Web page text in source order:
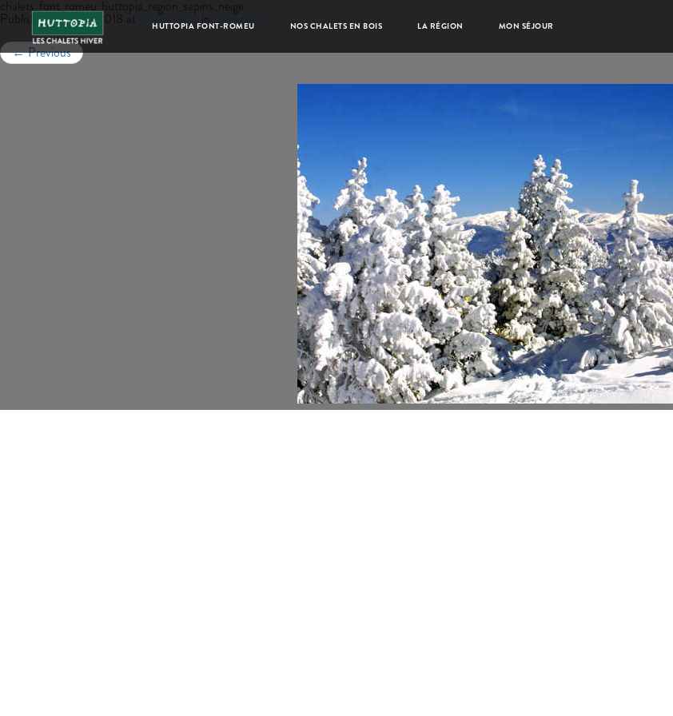
HUTTOPIA FONT-ROMEU NOS CHALETS EN BOIS LA RÉGION MON SÉJOUR
chalets_font_romeu_huttopia_region_sapins_neige
Publishedjuillet 17, 2018 600 × 400inLa région
←Previous